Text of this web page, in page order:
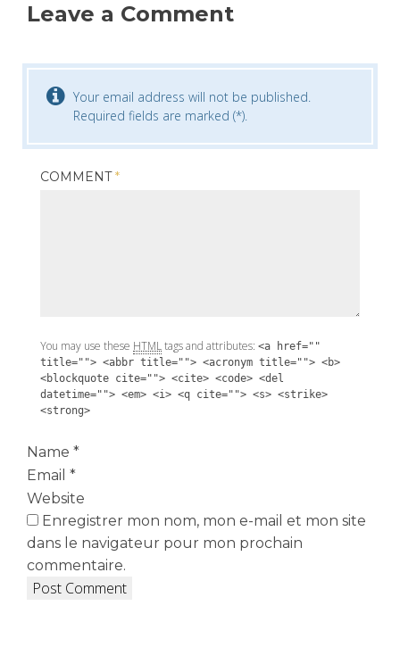
Leave a Comment
Your email address will not be published.
Required fields are marked (*).
COMMENT*
You may use these HTMLtags and attributes: <a href=""
title=""> <abbr title=""> <acronym title=""> <b>
<blockquote cite=""> <cite> <code> <del
datetime=""> <em> <i> <q cite=""> <s> <strike>
<strong>
Name *
Email *
Website
Enregistrer mon nom, mon e-mail et mon site
dans le navigateur pour mon prochain
commentaire.